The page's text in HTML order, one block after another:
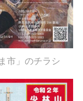
市」のチラシ